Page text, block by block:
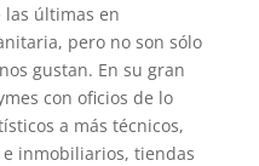
las últimas en
pero no son sólo
gustan. En su gran
con oficios de lo
a más técnicos,
inmobiliarios, tiendas